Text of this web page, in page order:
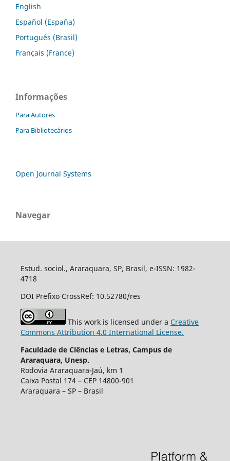
English
Español (España)
Português (Brasil)
Français (France)
Informações
Para Autores
Para Bibliotecários
Open Journal Systems
Navegar
Estud. sociol., Araraquara, SP, Brasil, e-ISSN: 1982-
4718
DOI Prefixo CrossRef: 10.52780/res
This work is licensed under a Creative
Commons Attribution 4.0 International License.
Faculdade de Ciências e Letras, Campus de
Araraquara, Unesp.
Rodovia Araraquara-Jaú, km 1
Caixa Postal 174 – CEP 14800-901
Araraquara – SP – Brasil